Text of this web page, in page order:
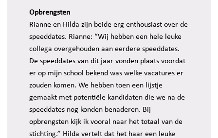
Opbrengsten
Rianne en Hilda zijn beide erg enthousiast over de
speeddates. Rianne: “Wij hebben een hele leuke
collega overgehouden aan eerdere speeddates.
De speeddates van dit jaar vonden plaats voordat
er op mijn school bekend was welke vacatures er
zouden komen. We hebben toen een lijstje
gemaakt met potentiële kandidaten die we na de
speeddates nog konden benaderen. Bij
opbrengsten kijk ik vooral naar het totaal van de
stichting.” Hilda vertelt dat het haar een leuke